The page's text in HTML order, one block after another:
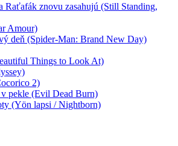
Raťafák znovu zasahujú (Still Standing,
Amour)
deň (Spider-Man: Brand New Day)
Things to Look At)
2)
pekle (Evil Dead Burn)
(Yön lapsi / Nightborn)